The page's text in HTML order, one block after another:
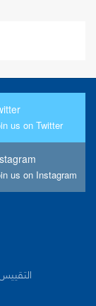
us on Twitter
us on Instagram